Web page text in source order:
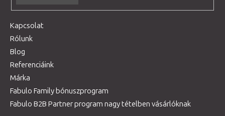
Kapcsolat
Rólunk
Blog
Referenciáink
Márka
Fabulo Family bónuszprogram
Fabulo B2B Partner program nagy tételben vásárlóknak